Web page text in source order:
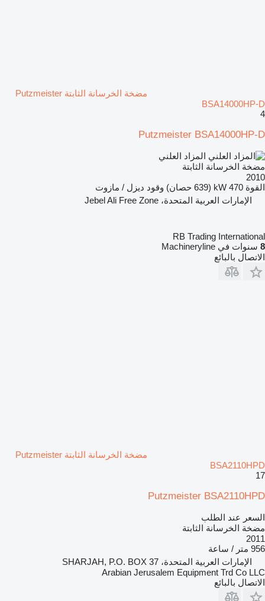
مضخة الخرسانة الثابتة Putzmeister
BSA14000HP-D
4
Putzmeister BSA14000HP-D
المزاد العلني
مضخة الخرسانة الثابتة
2010
القوة 470 kW (639 حصان) وقود ديزل / مازوت
الإمارات العربية المتحدة، Jebel Ali Free Zone
RB Trading International
8 سنوات في Machineryline
الاتصال بالبائع
مضخة الخرسانة الثابتة Putzmeister
BSA2110HPD
17
Putzmeister BSA2110HPD
السعر عند الطلب
مضخة الخرسانة الثابتة
2011
956 متر / ساعة
الإمارات العربية المتحدة، SHARJAH, P.O. BOX 37
Arabian Jerusalem Equipment Trd Co LLC
الاتصال بالبائع